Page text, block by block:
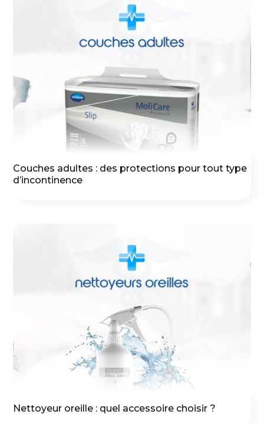
Couches adultes : des protections pour tout type
d’incontinence
Nettoyeur oreille : quel accessoire choisir ?